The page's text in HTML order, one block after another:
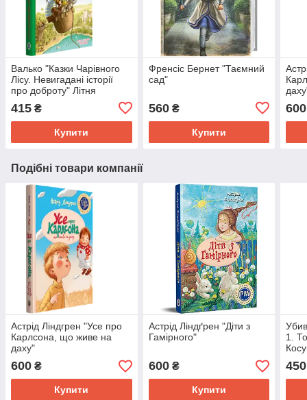
Валько "Казки Чарівного
Лісу. Невигадані історії
про доброту" Літня
415 ₴
Купити
Френсіс Бернет "Таємний
сад"
560₴
Купити
600
Подібні товари компанії
Астрід Ліндгрен "Усе про
Карлсона, що живе на
даху"
600 ₴
Купити
Астрід Ліндґрен "Діти з
Гамірного"
600₴
Купити
1.
450